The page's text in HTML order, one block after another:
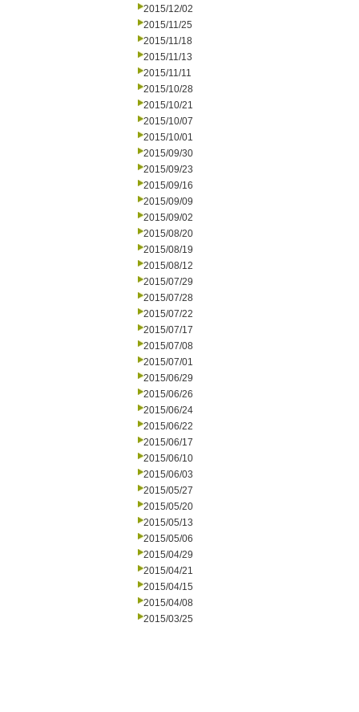
2015/12/02
2015/11/25
2015/11/18
2015/11/13
2015/11/11
2015/10/28
2015/10/21
2015/10/07
2015/10/01
2015/09/30
2015/09/23
2015/09/16
2015/09/09
2015/09/02
2015/08/20
2015/08/19
2015/08/12
2015/07/29
2015/07/28
2015/07/22
2015/07/17
2015/07/08
2015/07/01
2015/06/29
2015/06/26
2015/06/24
2015/06/22
2015/06/17
2015/06/10
2015/06/03
2015/05/27
2015/05/20
2015/05/13
2015/05/06
2015/04/29
2015/04/21
2015/04/15
2015/04/08
2015/03/25